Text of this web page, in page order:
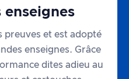
enseignes
preuves et est adopté
enseignes. Grâce
dites adieu au